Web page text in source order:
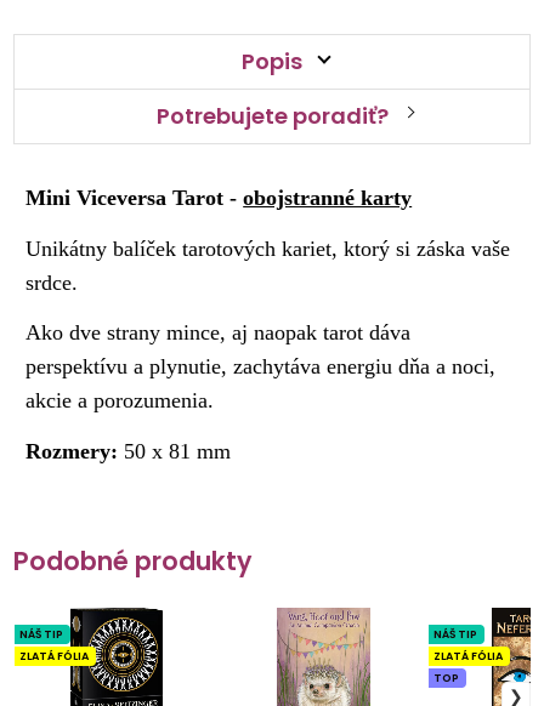
Popis
Potrebujete poradiť?
Mini Viceversa Tarot-obojstranné karty
Unikátny balíček tarotových kariet, ktorý si záska vaše
srdce.
Ako dve strany mince, aj naopak tarot dáva
perspektívu a plynutie, zachytáva energiu dňa a noci,
akcie a porozumenia.
Rozmery: 50 x 81 mm
Podobné produkty
NÁŠ TIP
ZLATÁ FÓLIA
NÁŠ TIP
ZLATÁ FÓLIA
TOP